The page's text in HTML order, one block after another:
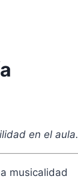
en el aula.
musicalidad